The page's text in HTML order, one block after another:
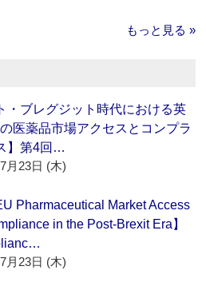
もっと見る »
・ブレグジット時代における英
医薬品市場アクセスとコンプラ
】第4回…
月23日 (木)
Pharmaceutical Market Access
in the Post-Brexit Era】
月23日 (木)